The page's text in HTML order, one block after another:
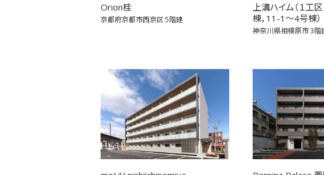
Orion桂
京都府京都市西京区5階建
上溝ハイム（１工
棟，11-1～4号棟）
神奈川県相模原市3階